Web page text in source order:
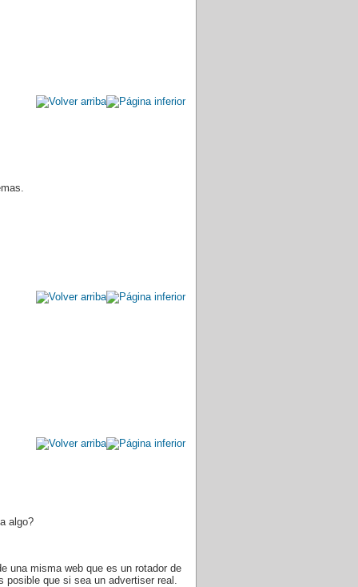
algo?
una misma web que es un rotador de
posible que si sea un advertiser real.